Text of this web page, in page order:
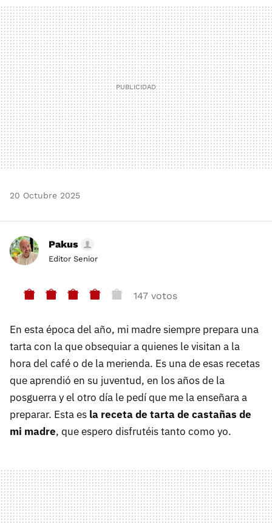
MAIL
20 Octubre 2025
Pakus
Editor Senior
147 votos
En esta época del año, mi madre siempre prepara una
tarta con la que obsequiar a quienes le visitan a la
hora del café o de la merienda. Es una de esas recetas
que aprendió en su juventud, en los años de la
posguerra y el otro día le pedí que me la enseñara a
preparar. Esta es la receta de tarta de castañas de
mi madre, que espero disfrutéis tanto como yo.